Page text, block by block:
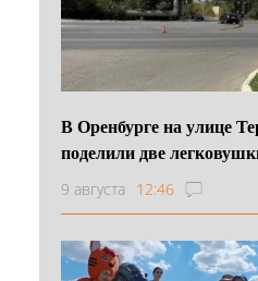
В Оренбурге на улице
поделили две
9 августа 12:46